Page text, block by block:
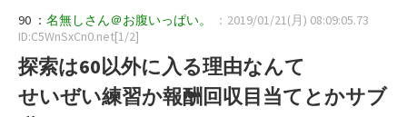
90 ： 名無しさん＠お腹いっぱい。
：2019/01/21(月) 08:09:05.73
ID:C5WnSxCn0.net[1/2]
探索は60以外に入る理由なんて
せいぜい練習か報酬回収目当てとかサブ